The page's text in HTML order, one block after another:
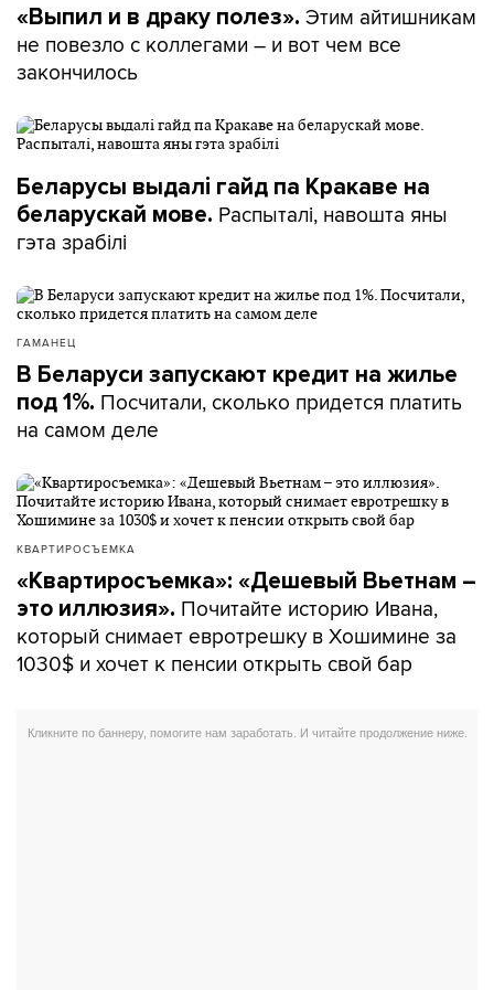
«Выпил и в драку полез». Этим айтишникам
не повезло с коллегами – и вот чем все
закончилось
Беларусы выдалі гайд па Кракаве на
беларускай мове. Распыталі, навошта яны
гэта зрабілі
ГАМАНЕЦ
В Беларуси запускают кредит на жилье
под 1%. Посчитали, сколько придется платить
на самом деле
КВАРТИРОСЪЕМКА
«Квартиросъемка»: «Дешевый Вьетнам –
это иллюзия». Почитайте историю Ивана,
который снимает евротрешку в Хошимине за
1030$ и хочет к пенсии открыть свой бар